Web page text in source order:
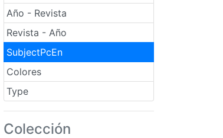
Año - Revista
Revista - Año
SubjectPcEn
Colores
Type
Colección